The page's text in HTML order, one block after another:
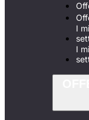
I
I